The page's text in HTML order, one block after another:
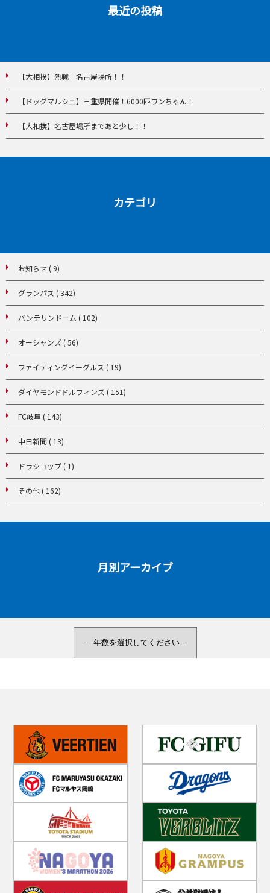
最近の投稿
【大相撲】熱戦 名古屋場所！！
【ドッグマルシェ】三重県開催！6000匹ワンちゃん！
【大相撲】名古屋場所まであと少し！！
カテゴリ
お知らせ ( 9)
グランパス ( 342)
バンテリンドーム ( 102)
オーシャンズ ( 56)
ファイティングイーグルス ( 19)
ダイヤモンドドルフィンズ ( 151)
FC岐阜 ( 143)
中日新聞 ( 13)
ドラショップ ( 1)
その他 ( 162)
月別アーカイブ